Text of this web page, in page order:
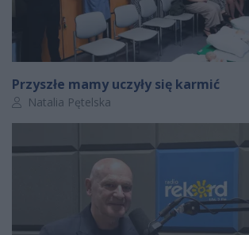
Przyszłe mamy uczyły się karmić
Autor artykułu:
Natalia Pętelska